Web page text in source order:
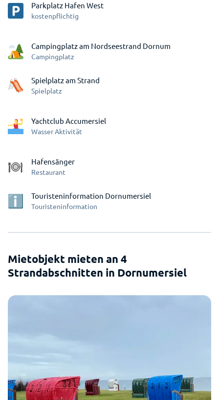
Parkplatz Hafen West
kostenpflichtig
Campingplatz am Nordseestrand Dornum
Campingplatz
Spielplatz am Strand
Spielplatz
Yachtclub Accumersiel
Wasser Aktivität
Hafensänger
Restaurant
Touristeninformation Dornumersiel
Touristeninformation
Mietobjekt mieten an 4
Strandabschnitten in Dornumersiel